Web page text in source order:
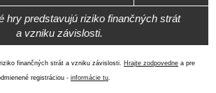
hry predstavujú riziko finančných strát
a vzniku závislosti.
finančných strát a vzniku závislosti. Hrajte zodpovedne a pre
registráciou - informácie tu